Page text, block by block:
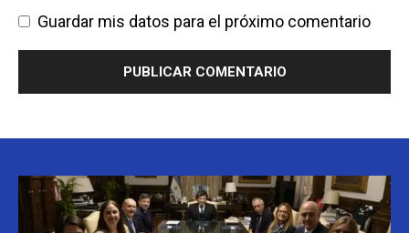
Guardar mis datos para el próximo comentario